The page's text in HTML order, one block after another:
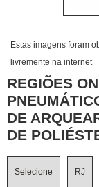
Estas imagens foram
livremente na internet
REGIÕES
DE
DE
Selecione RJ